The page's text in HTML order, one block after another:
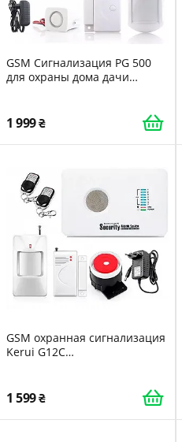
GSM Сигнализация PG 500
для охраны дома дачи
1 999
GSM охранная сигнализация
Kerui G12C
года
1 599